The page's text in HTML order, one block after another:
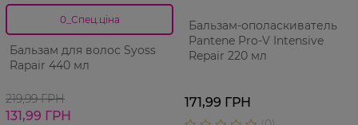
0_Спец.ціна
Бальзам для волос Syoss
Rapair 440 мл
219,99 ГРН
131,99 ГРН
Бальзам-ополаскиватель
Pantene Pro-V Intensive
Repair 220 мл
171,99 ГРН